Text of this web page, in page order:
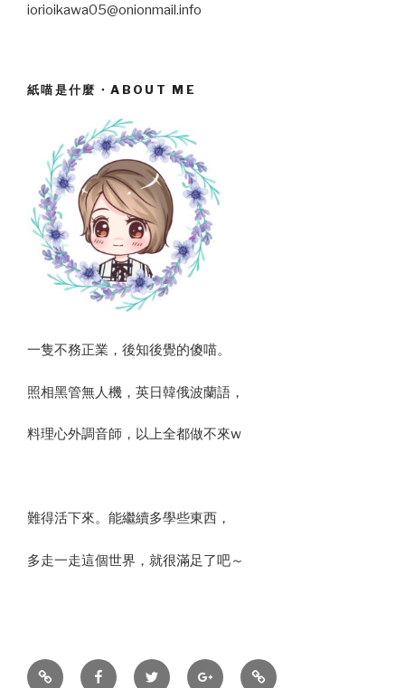
iorioikawa05@onionmail.info
紙喵是什麼・ABOUT ME
一隻不務正業，後知後覺的傻喵。
照相黑管無人機，英日韓俄波蘭語，
料理心外調音師，以上全都做不來w
難得活下來。能繼續多學些東西，
多走一走這個世界，就很滿足了吧～
Sina
FacebookTwitter CameraRoll
Email